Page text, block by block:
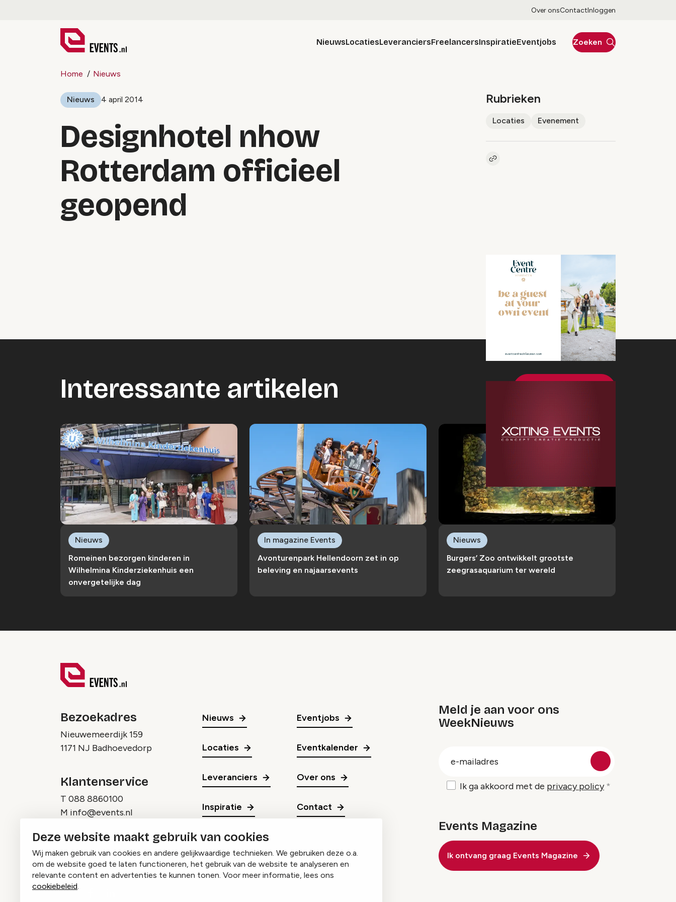
Deze website maakt gebruik van cookies
Wij maken gebruik van cookies en andere gelijkwaardige technieken. We gebruiken deze o.a.
om de website goed te laten functioneren, het gebruik van de website te analyseren en
relevante content en advertenties te kunnen tonen. Voor meer informatie, lees ons
cookiebeleid.
Over onsContactInloggen
NieuwsLocatiesLeveranciersFreelancersInspiratieEventjobs Zoeken
Home Nieuws
Nieuws 4 april 2014
Designhotel nhow
Rotterdam officieel
geopend
Rubrieken
Locaties Evenement
Kopieer link naar artikel
Interessante artikelen
Romeinen bezorgen kinderen in
Wilhelmina Kinderziekenhuis een
onvergetelijke dag
Nieuws
Avonturenpark Hellendoorn zet in op
beleving en najaarsevents
In magazine Events
Burgers’ Zoo ontwikkelt grootste
zeegrasaquarium ter wereld
Nieuws
Bezoekadres
Nieuwemeerdijk 159
1171 NJ Badhoevedorp
Klantenservice
T 088 8860100
M info@events.nl
Nieuws
Locaties
Leveranciers
Inspiratie
Eventjobs
Eventkalender
Over ons
Contact
Meld je aan voor ons
WeekNieuws
Ik ga akkoord met de privacy policy
Events Magazine
Ik ontvang graag Events Magazine